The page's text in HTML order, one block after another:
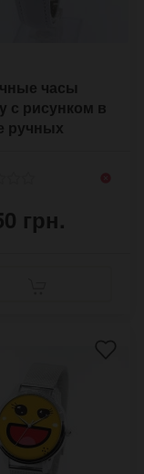
часы
с рисунком в
ручных
грн.